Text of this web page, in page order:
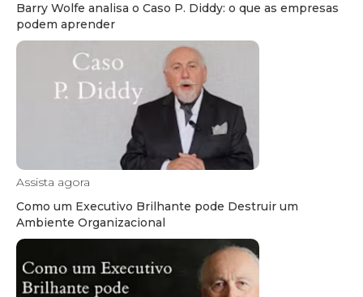
Barry Wolfe analisa o Caso P. Diddy: o que as empresas
podem aprender
Assista agora
Como um Executivo Brilhante pode Destruir um
Ambiente Organizacional